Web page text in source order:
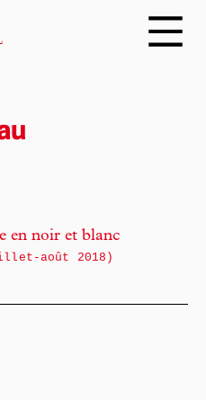
en noir et blanc
août 2018)